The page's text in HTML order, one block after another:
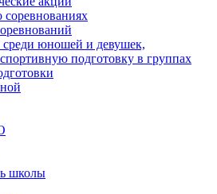
среди юношей и девушек,
подготовку в группах
школы